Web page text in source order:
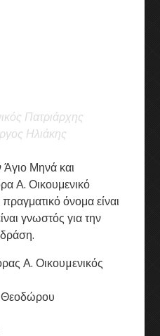
Πατριάρχης
Ηλιάκης
Άγιο Μηνά και
Α. Οικουμενικό
όνομα είναι
γνωστός για την
δράση.
Α. Οικουµενικός